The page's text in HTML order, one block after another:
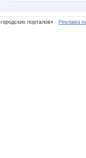
порталов» · Реклама